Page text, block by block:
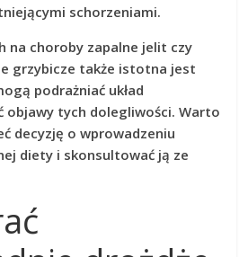
schorzeniami.
na choroby zapalne jelit czy
grzybicze także istotna jest
podrażniać układ
objawy tych dolegliwości.Warto
decyzję o wprowadzeniu
diety i skonsultować ją ze